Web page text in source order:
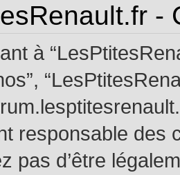
-
à
responsable des
pas d’être